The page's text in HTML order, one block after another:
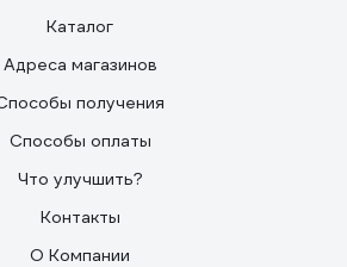
Каталог
Адреса магазинов
получения
Способы оплаты
Что улучшить?
Контакты
О Компании